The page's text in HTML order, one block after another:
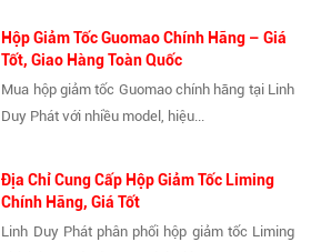
Hộp Giảm Tốc Guomao Chính Hãng – Giá
Tốt, Giao Hàng Toàn Quốc
Mua hộp giảm tốc Guomao chính hãng tại Linh
Duy Phát với nhiều model, hiệu...
Địa Chỉ Cung Cấp Hộp Giảm Tốc Liming
Chính Hãng, Giá Tốt
Linh Duy Phát phân phối hộp giảm tốc Liming